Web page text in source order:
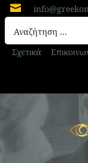

Σχετικά
ΕΜΠΟΡΙΟ –
ΑΧΑΡΝΕΣ
“BELLE
Κρέατος Η
της το
Αττικής. Ως